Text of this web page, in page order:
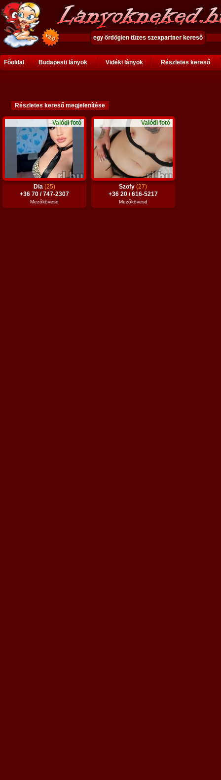
Főoldal Budapesti lányok Vidéki lányok Részletes kereső
Valódi fotó
Dia (25)
+36 70 / 747-2307
Mezőkövesd
Valódi fotó
Szofy(27)
+36 20 / 616-5217
Mezőkövesd